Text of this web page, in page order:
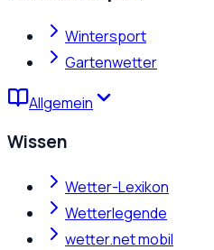
Wintersport
Gartenwetter
Allgemein
Wissen
Wetter-Lexikon
Wetterlegende
wetter.net mobil